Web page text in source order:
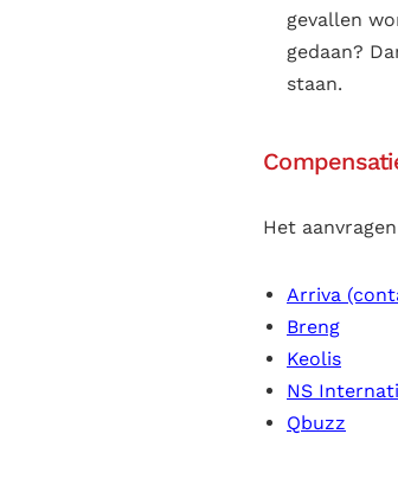
gevallen
gedaan?
staan.
Het
Arriva
Breng
Keolis
NS
Qbuzz